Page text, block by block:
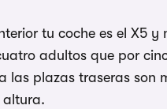
tu coche es el X5 y
adultos que por
plazas traseras son
altura.